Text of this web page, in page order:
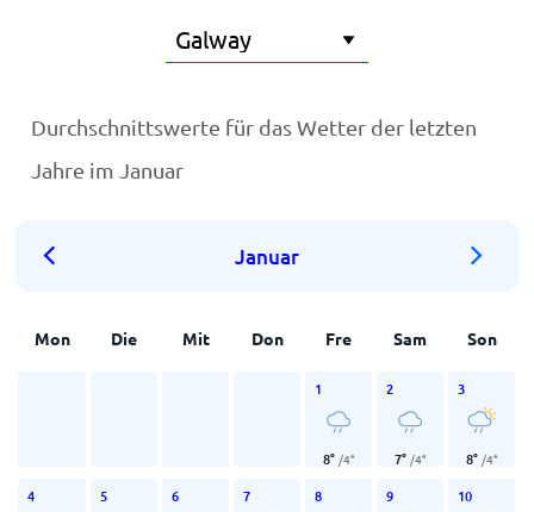
Durchschnittswerte für das Wetter der letzten
Jahre im Januar
Januar
Mon Die Mit Don Fre Sam Son
1
8° /4°
2
7° /4°
3
8° /4°
4 5 6 7 8 9 10